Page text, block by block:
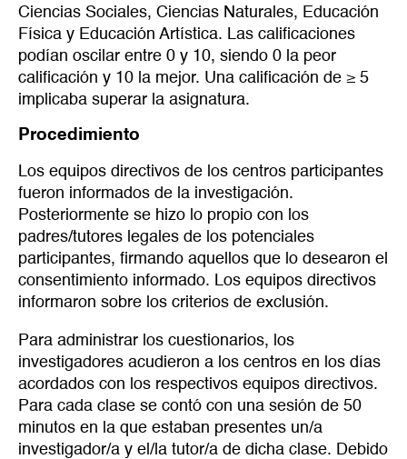
Ciencias Sociales, Ciencias Naturales, Educación
Física y Educación Artística. Las calificaciones
podían oscilar entre 0 y 10, siendo 0 la peor
calificación y 10 la mejor. Una calificación de ≥ 5
implicaba superar la asignatura.
Procedimiento
Los equipos directivos de los centros participantes
fueron informados de la investigación.
Posteriormente se hizo lo propio con los
padres/tutores legales de los potenciales
participantes, firmando aquellos que lo desearon el
consentimiento informado. Los equipos directivos
informaron sobre los criterios de exclusión.
Para administrar los cuestionarios, los
investigadores acudieron a los centros en los días
acordados con los respectivos equipos directivos.
Para cada clase se contó con una sesión de 50
minutos en la que estaban presentes un/a
investigador/a y el/la tutor/a de dicha clase. Debido